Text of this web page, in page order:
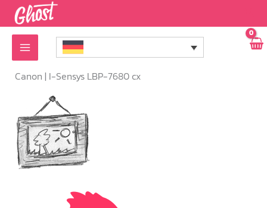
Zum
Inhalt
springen
Canon | I-Sensys LBP-7680 cx